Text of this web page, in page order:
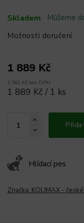
Skladem Můžeme
Možnosti doručení
1 889 Kč
1 561 Kč bez DPH
1 889 Kč / 1 ks
Hlídací pes
Značka: KOLIMAX -